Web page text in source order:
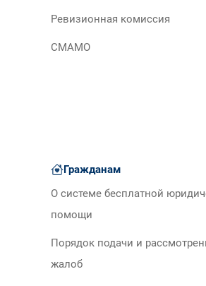
Ревизионная комиссия
СМАМО
Гражданам
О системе бесплатной
помощи
Порядок подачи и
жалоб